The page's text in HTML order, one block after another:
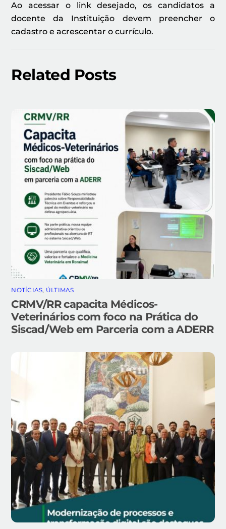
Ao acessar o link desejado, os candidatos a
docente da Instituição devem preencher o
cadastro e acrescentar o currículo.
Related Posts
NOTÍCIAS, ÚLTIMAS
CRMV/RR capacita Médicos-
Veterinários com foco na Prática do
Siscad/Web em Parceria com a ADERR